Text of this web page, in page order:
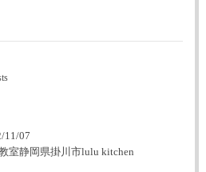
11/07
室静岡県掛川市lulu kitchen